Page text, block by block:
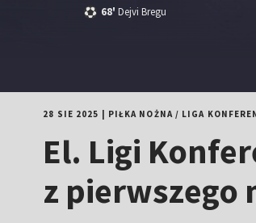
68' Dejvi Bregu
28 SIE 2025 PIŁKA NOŻNA/ LIGA
El. Ligi
z pierwszego